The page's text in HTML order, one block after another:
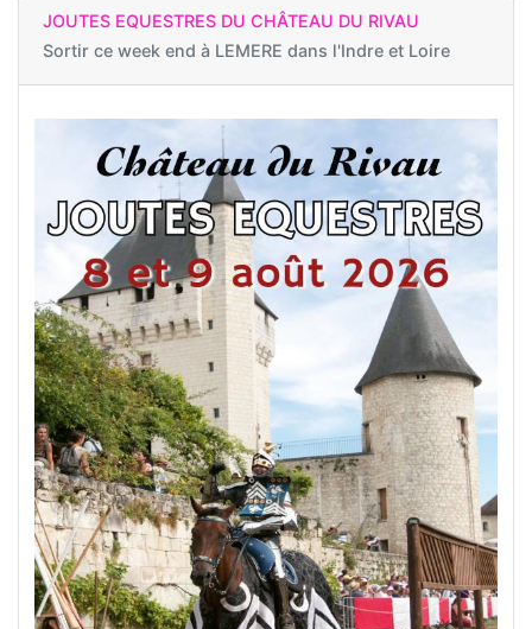
JOUTES EQUESTRES DU CHÂTEAU DU RIVAU
Sortir ce week end à LEMERE dans l'Indre et Loire